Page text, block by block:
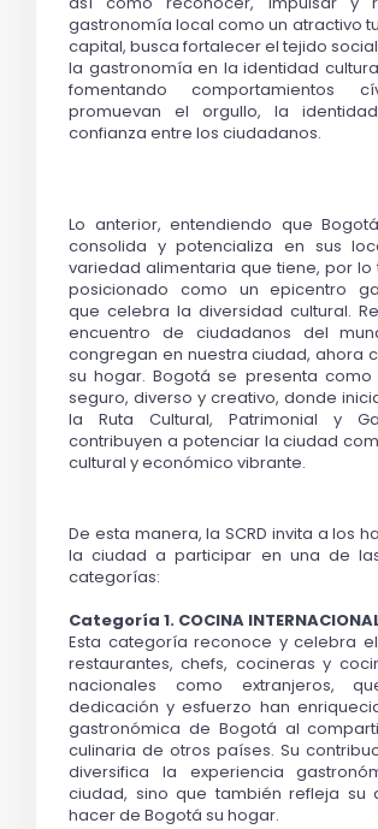
gastronomía local como un atractivo
capital, busca fortalecer el tejido
la gastronomía en la identidad
fomentando comportamientos
promuevan el orgullo, la
confianza entre los ciudadanos.
Lo anterior, entendiendo que
consolida y potencializa en sus
variedad alimentaria que tiene, por lo
posicionado como un epicentro
que celebra la diversidad cultural.
encuentro de ciudadanos del
congregan en nuestra ciudad, ahora
su hogar. Bogotá se presenta como
seguro, diverso y creativo, donde
la Ruta Cultural, Patrimonial y
contribuyen a potenciar la ciudad
cultural y económico vibrante.
De esta manera, la SCRD invita a los
la ciudad a participar en una de
categorías:
Categoría 1. COCINA
Esta categoría reconoce y celebra
restaurantes, chefs, cocineras y
nacionales como extranjeros,
dedicación y esfuerzo han
gastronómica de Bogotá al
culinaria de otros países. Su
diversifica la experiencia
ciudad, sino que también refleja su
hacer de Bogotá su hogar.